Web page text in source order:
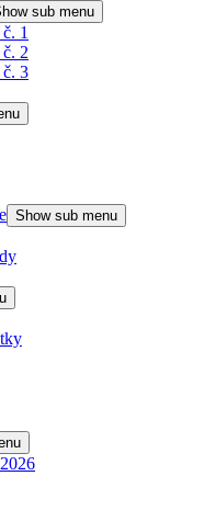
sub menu
1
2
3
Show sub menu